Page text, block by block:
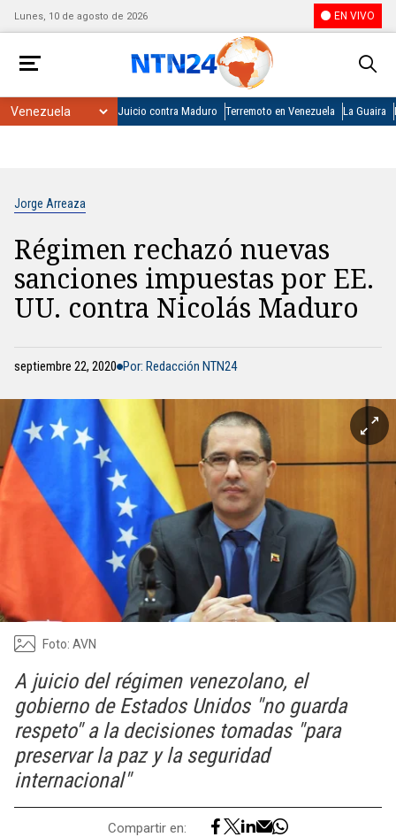
Lunes, 10 de agosto de 2026 EN VIVO
Juicio contra Maduro Terremoto en Venezuela La Guaira
Jorge Arreaza
Régimen rechazó nuevas
sanciones impuestas por EE.
UU. contra Nicolás Maduro
septiembre 22, 2020 Por: Redacción NTN24
Foto: AVN
A juicio del régimen venezolano, el
gobierno de Estados Unidos "no guarda
respeto" a la decisiones tomadas "para
preservar la paz y la seguridad
internacional"
Compartir en: